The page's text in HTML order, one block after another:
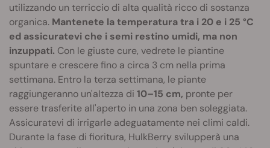
utilizzando un terriccio di alta qualità ricco di sostanza
organica. Mantenete la temperatura tra i 20 e i 25 °C
ed assicuratevi che i semi restino umidi, ma non
inzuppati. Con le giuste cure, vedrete le piantine
spuntare e crescere fino a circa 3 cm nella prima
settimana. Entro la terza settimana, le piante
raggiungeranno un'altezza di 10–15 cm, pronte per
essere trasferite all'aperto in una zona ben soleggiata.
Assicuratevi di irrigarle adeguatamente nei climi caldi.
Durante la fase di fioritura, HulkBerry svilupperà una